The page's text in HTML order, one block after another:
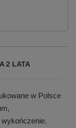
2 LATA
w Polsce
wykończenie.